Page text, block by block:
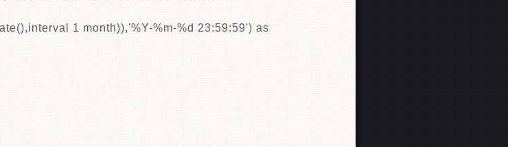
1 month)),'%Y-%m-%d 23:59:59') as